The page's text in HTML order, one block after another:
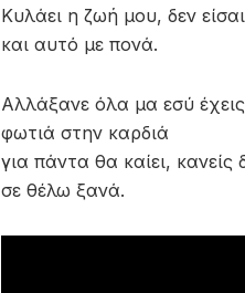
Κυλάει η ζωή μου, δεν
και αυτό με πονά.
Αλλάξανε όλα μα εσύ έχεις
φωτιά στην καρδιά
για πάντα θα καίει, κανείς
σε θέλω ξανά.